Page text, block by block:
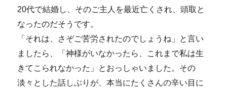
20代で結婚し、そのご主人を最近亡くされ、頭取と
なったのだそうです。
「それは、さぞご苦労されたのでしょうね」と言い
ましたら、「神様がいなかったら、これまで私は生
きてこられなかった」とおっしゃいました。その
淡々とした話しぶりが、本当にたくさんの辛い目に